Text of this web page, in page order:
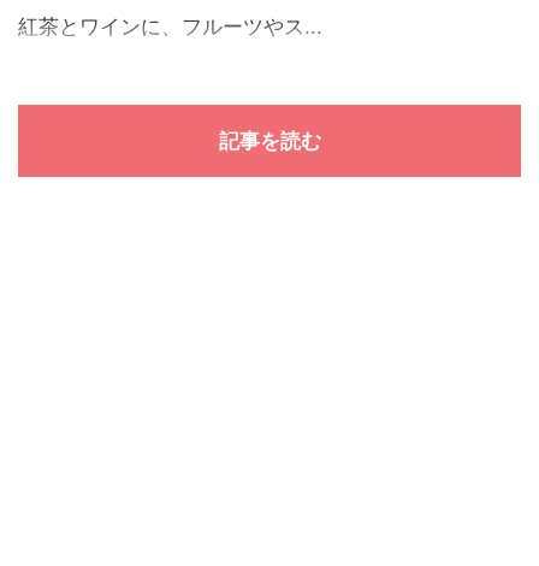
紅茶とワインに、フルーツやス...
記事を読む